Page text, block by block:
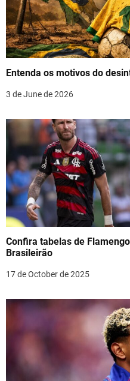
g
a
t
n
Entenda os motivos do
3 de June de 2026
Confira tabelas de
Brasileirão
17 de October de 2025